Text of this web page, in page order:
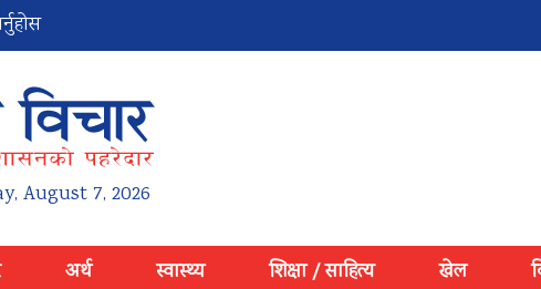
August 7, 2026
अर्थ स्वास्थ्य शिक्षा / साहित्य खेल